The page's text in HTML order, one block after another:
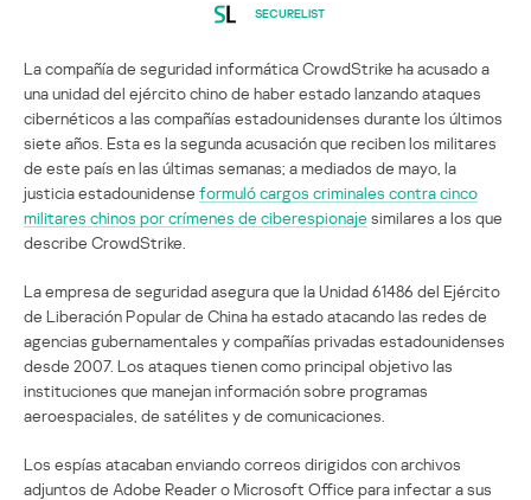
SECURELIST
La compañía de seguridad informática CrowdStrike ha acusado a
una unidad del ejército chino de haber estado lanzando ataques
cibernéticos a las compañías estadounidenses durante los últimos
siete años. Esta es la segunda acusación que reciben los militares
de este país en las últimas semanas; a mediados de mayo, la
justicia estadounidense formuló cargos criminales contra cinco
militares chinos por crímenes de ciberespionaje similares a los que
describe CrowdStrike.
La empresa de seguridad asegura que la Unidad 61486 del Ejército
de Liberación Popular de China ha estado atacando las redes de
agencias gubernamentales y compañías privadas estadounidenses
desde 2007. Los ataques tienen como principal objetivo las
instituciones que manejan información sobre programas
aeroespaciales, de satélites y de comunicaciones.
Los espías atacaban enviando correos dirigidos con archivos
adjuntos de Adobe Reader o Microsoft Office para infectar a sus